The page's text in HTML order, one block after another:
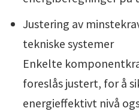
Justering av
tekniske systemer
Enkelte
foreslås justert, for å
energieffektivt nivå